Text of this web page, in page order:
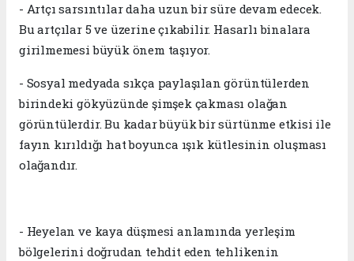
- Artçı sarsıntılar daha uzun bir süre devam edecek.
Bu artçılar 5 ve üzerine çıkabilir. Hasarlı binalara
girilmemesi büyük önem taşıyor.
- Sosyal medyada sıkça paylaşılan görüntülerden
birindeki gökyüzünde şimşek çakması olağan
görüntülerdir. Bu kadar büyük bir sürtünme etkisi ile
fayın kırıldığı hat boyunca ışık kütlesinin oluşması
olağandır.
- Heyelan ve kaya düşmesi anlamında yerleşim
bölgelerini doğrudan tehdit eden tehlikenin